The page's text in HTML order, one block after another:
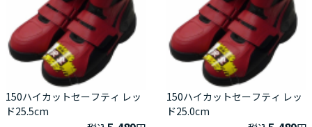
150ハイカットセーフティ レッ
ド25.5cm
150ハイカットセーフティ レッ
ド25.0cm